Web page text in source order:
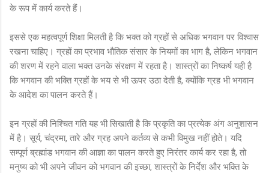
के रूप में कार्य करते हैं।
इससे एक महत्वपूर्ण शिक्षा मिलती है कि भक्त को ग्रहों से अधिक भगवान पर विश्वास
रखना चाहिए। ग्रहों का प्रभाव भौतिक संसार के नियमों का भाग है, लेकिन भगवान
की शरण में रहने वाला भक्त उनके संरक्षण में रहता है। शास्त्रों का निष्कर्ष यही है
कि भगवान की भक्ति ग्रहों के भय से भी ऊपर उठा देती है, क्योंकि ग्रह भी भगवान
के आदेश का पालन करते हैं।
इन ग्रहों की निश्चित गति यह भी सिखाती है कि प्रकृति का प्रत्येक अंग अनुशासन
में है। सूर्य, चंद्रमा, तारे और ग्रह अपने कर्तव्य से कभी विमुख नहीं होते। यदि
सम्पूर्ण ब्रह्मांड भगवान की आज्ञा का पालन करते हुए निरंतर कार्य कर रहा है, तो
मनुष्य को भी अपने जीवन को भगवान की इच्छा, शास्त्रों के निर्देश और भक्ति के